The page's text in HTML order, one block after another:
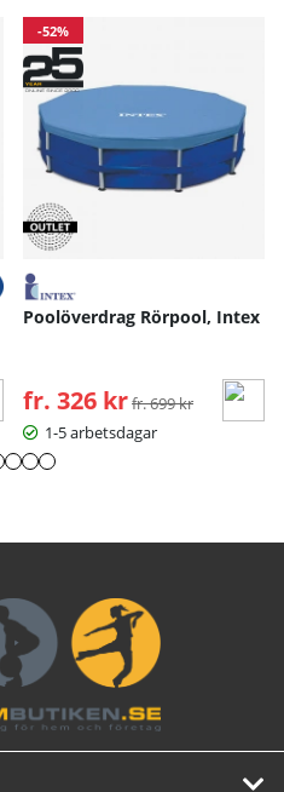
-52%
Poolöverdrag Rörpool, Intex
fr. 326 kr Ordinarie pris:
fr. 699 kr
1-5 arbetsdagar